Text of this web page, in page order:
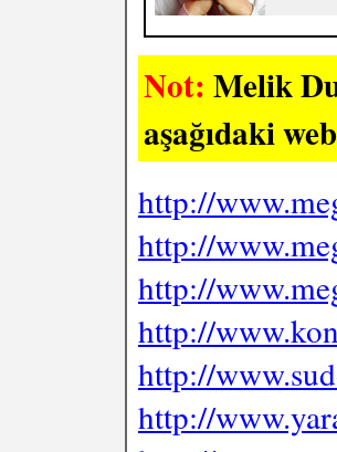
Not: Melik
aşağıdaki
http://
http://
http://
http://
http://
http://